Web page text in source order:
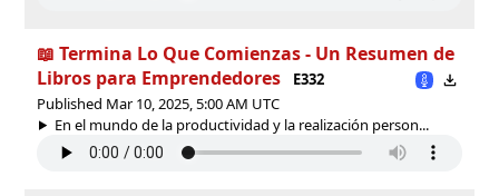
📖 Termina Lo Que Comienzas - Un Resumen de
Libros para Emprendedores
E332
Published Mar 10, 2025, 5:00 AM UTC
En el mundo de la productividad y la realización person...